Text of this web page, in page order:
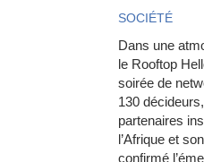
SOCIÉTÉ
Dans une
le Rooftop
soirée de
130
partenaires
l’Afrique et
confirmé